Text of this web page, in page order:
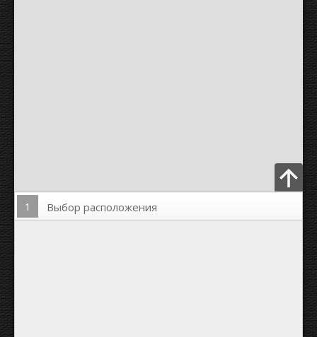
Загрузить Фото
1 Выбор расположения